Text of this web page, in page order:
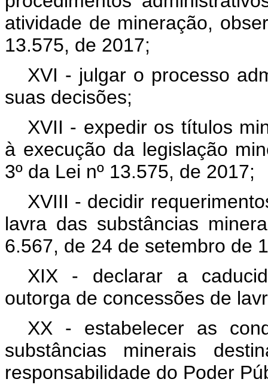
atividade de mineração,
13.575, de 2017;
XVI - julgar o processo
suas decisões;
XVII - expedir os títulos
à execução da legislação
3º da Lei nº 13.575, de 2017;
XVIII - decidir
lavra das substâncias
6.567, de 24 de setembro de
XIX - declarar a
outorga de concessões de
XX - estabelecer as
substâncias minerais
responsabilidade do Poder